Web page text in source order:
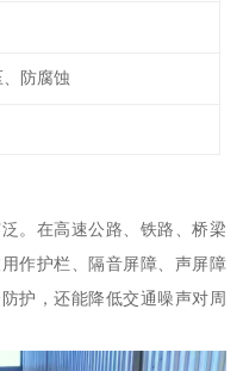
防腐蚀
。在高速公路、铁路、桥梁
作护栏、隔音屏障、声屏障
护，还能降低交通噪声对周